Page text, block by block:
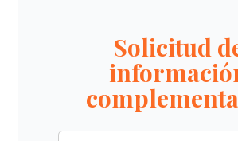
Solicitud